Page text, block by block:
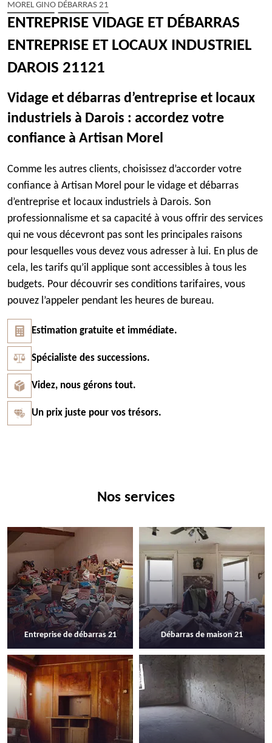
MOREL GINO DÉBARRAS 21
ENTREPRISE VIDAGE ET DÉBARRAS
ENTREPRISE ET LOCAUX INDUSTRIEL
DAROIS 21121
Vidage et débarras d’entreprise et locaux
industriels à Darois : accordez votre
confiance à Artisan Morel
Comme les autres clients, choisissez d’accorder votre
confiance à Artisan Morel pour le vidage et débarras
d’entreprise et locaux industriels à Darois. Son
professionnalisme et sa capacité à vous offrir des services
qui ne vous décevront pas sont les principales raisons
pour lesquelles vous devez vous adresser à lui. En plus de
cela, les tarifs qu’il applique sont accessibles à tous les
budgets. Pour découvrir ses conditions tarifaires, vous
pouvez l’appeler pendant les heures de bureau.
Estimation gratuite et immédiate.
Spécialiste des successions.
Videz, nous gérons tout.
Un prix juste pour vos trésors.
Nos services
Entreprise de débarras 21 Débarras de maison 21